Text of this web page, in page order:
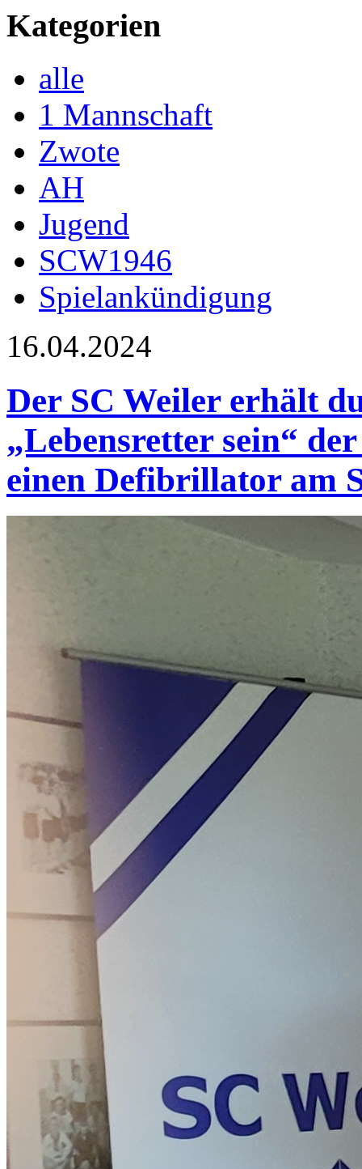
Kategorien
alle
1 Mannschaft
Zwote
AH
Jugend
SCW1946
Spielankündigung
16.04.2024
Der SC Weiler erhält
„Lebensretter sein“
einen Defibrillator am